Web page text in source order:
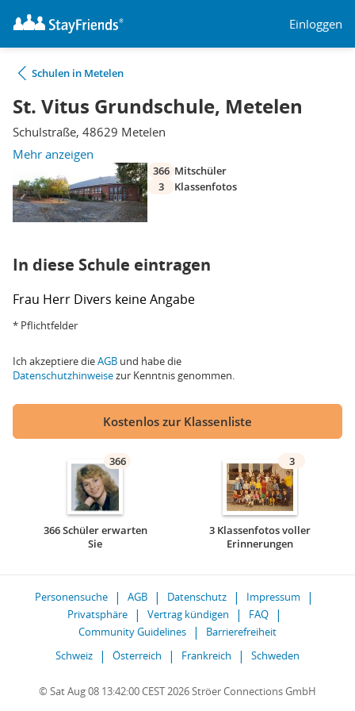
Einloggen
Schulen in Metelen
St. Vitus Grundschule, Metelen
Schulstraße, 48629 Metelen
Mehr anzeigen
366 Mitschüler
3
Klassenfotos
In diese Schule eintragen
Frau Herr Divers keine Angabe
* Pflichtfelder
Ich akzeptiere dieAGB und habe die
Datenschutzhinweisezur Kenntnis genommen.
Kostenlos zur Klassenliste
366
366 Schüler erwarten
Sie
3
3 Klassenfotos voller
Erinnerungen
Personensuche AGB Datenschutz
Impressum
Privatsphäre
Vertrag kündigen
FAQ
Community Guidelines
Barrierefreiheit
Schweiz
Österreich Frankreich Schweden
© Sat Aug 08 13:42:00 CEST 2026 Ströer Connections GmbH